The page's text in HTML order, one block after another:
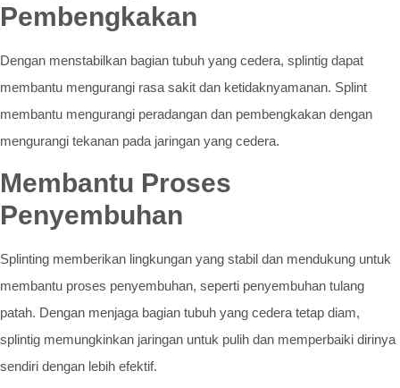
Pembengkakan
Dengan menstabilkan bagian tubuh yang cedera, splintig dapat
membantu mengurangi rasa sakit dan ketidaknyamanan. Splint
membantu mengurangi peradangan dan pembengkakan dengan
mengurangi tekanan pada jaringan yang cedera.
Membantu Proses
Penyembuhan
Splinting memberikan lingkungan yang stabil dan mendukung untuk
membantu proses penyembuhan, seperti penyembuhan tulang
patah. Dengan menjaga bagian tubuh yang cedera tetap diam,
splintig memungkinkan jaringan untuk pulih dan memperbaiki dirinya
sendiri dengan lebih efektif.